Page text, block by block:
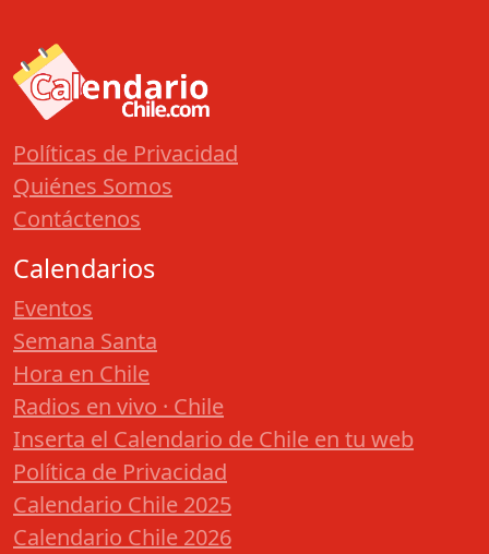
Políticas de Privacidad
Quiénes Somos
Contáctenos
Calendarios
Eventos
Semana Santa
Hora en Chile
Radios en vivo · Chile
Inserta el Calendario de Chile en tu web
Política de Privacidad
Calendario Chile 2025
Calendario Chile 2026